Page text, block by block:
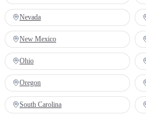
Nevada
New Mexico
Ohio
Oregon
South Carolina